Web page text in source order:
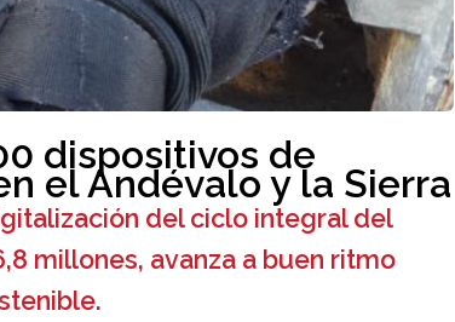
dispositivos de
el Andévalo y la Sierra
del ciclo integral del
millones, avanza a buen ritmo